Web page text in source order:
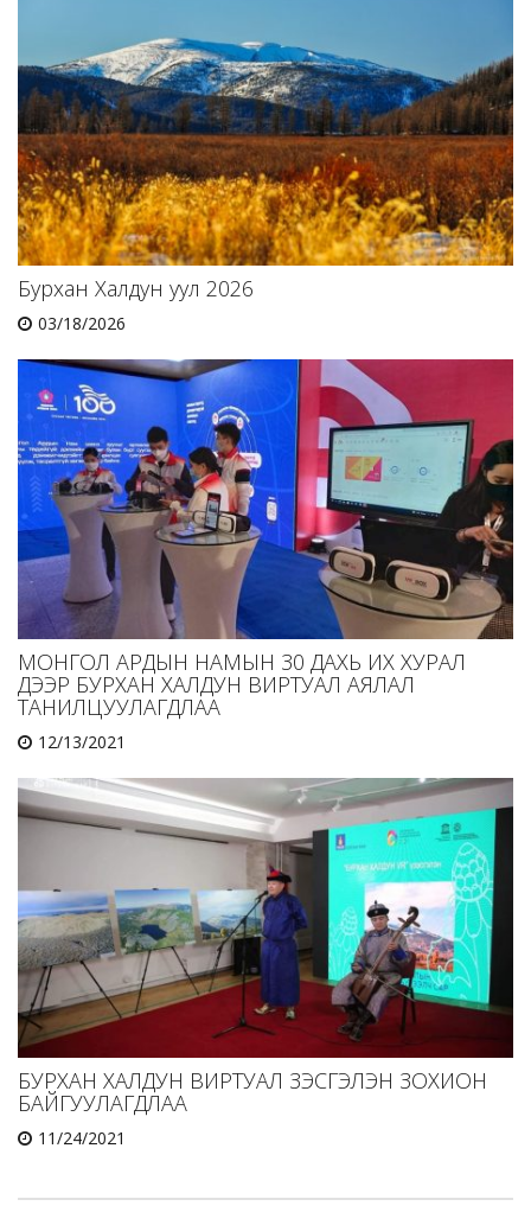
Бурхан Халдун уул 2026
03/18/2026
МОНГОЛ АРДЫН НАМЫН 30 ДАХЬ ИХ ХУРАЛ
ДЭЭР БУРХАН ХАЛДУН ВИРТУАЛ АЯЛАЛ
ТАНИЛЦУУЛАГДЛАА
12/13/2021
БУРХАН ХАЛДУН ВИРТУАЛ ҮЗЭСГЭЛЭН ЗОХИОН
БАЙГУУЛАГДЛАА
11/24/2021